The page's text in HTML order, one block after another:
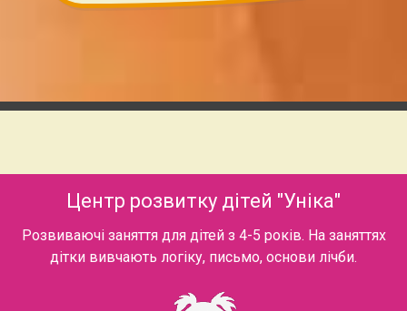
Центр розвитку дітей "Уніка"
Розвиваючі заняття для дітей з 4-5 років. На заняттях
дітки вивчають логіку, письмо, основи лічби.